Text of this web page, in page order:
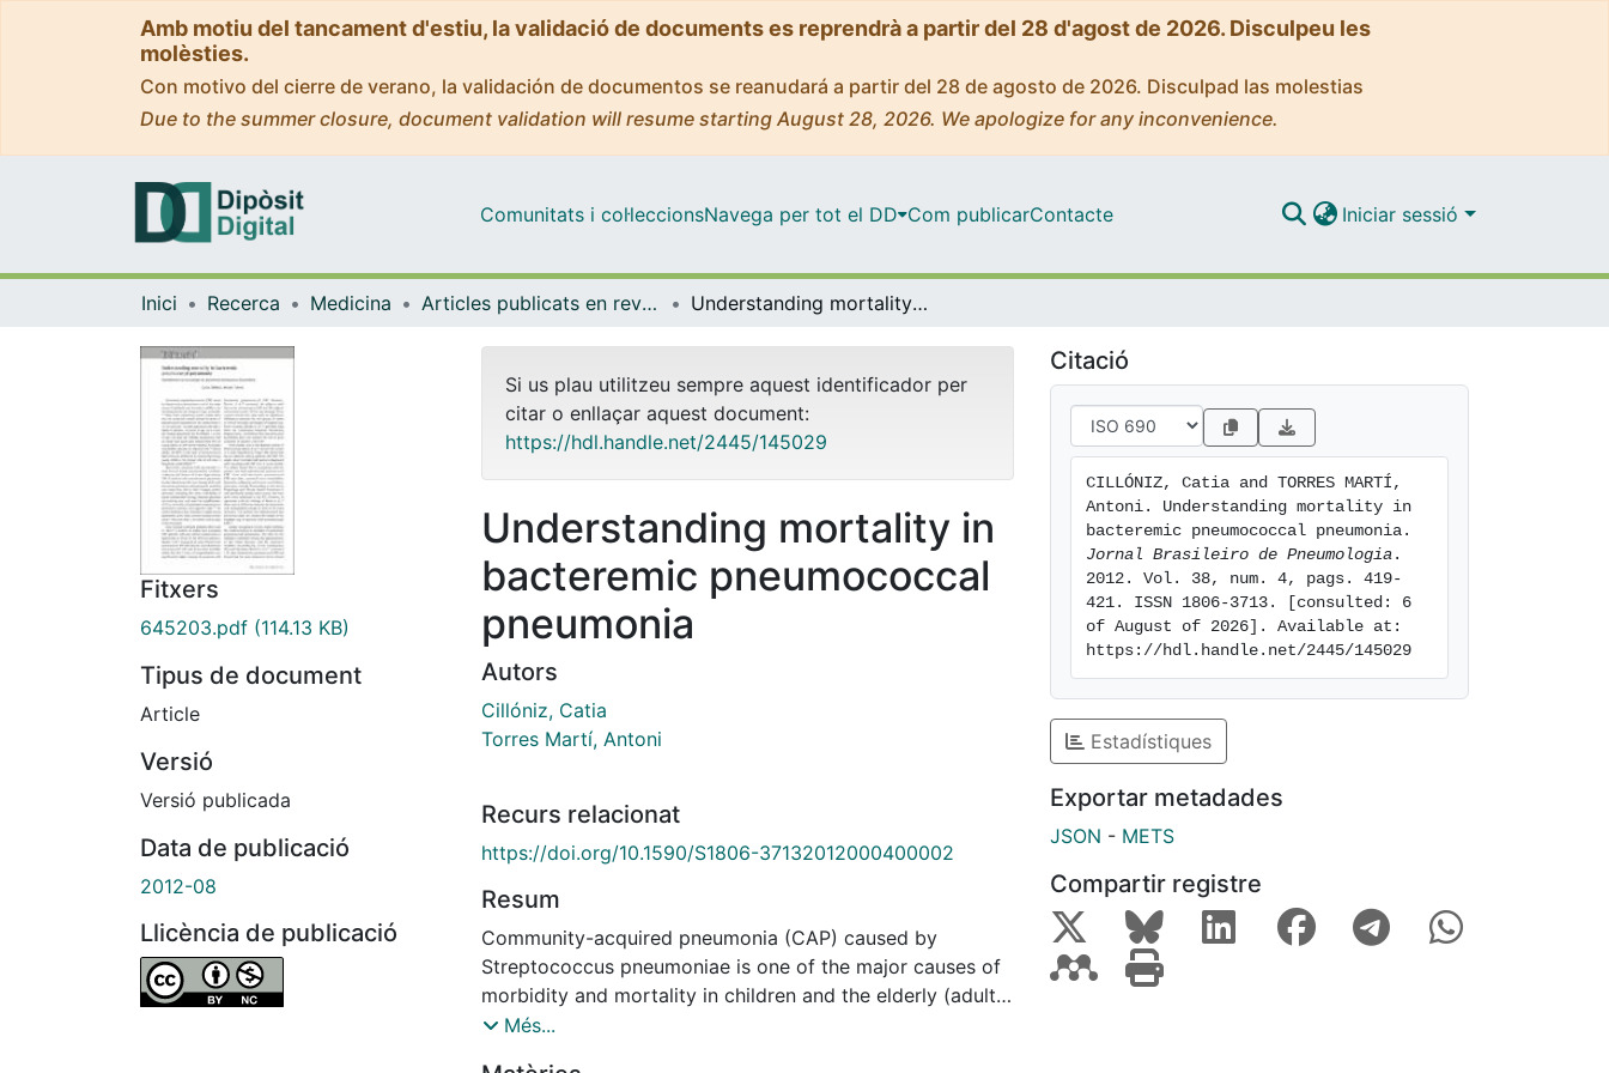
Amb motiu del tancament d'estiu, la validació de documents es reprendrà a partir del 28 d'agost de 2026. Disculpeu les
molèsties.
Con motivo del cierre de verano, la validación de documentos se reanudará a partir del 28 de agosto de 2026. Disculpad las molestias
Due to the summer closure, document validation will resume starting August 28, 2026. We apologize for any inconvenience.
Comunitats i col·leccionsNavega per tot el DD Com publicarContacte Iniciar sessió
Inici Recerca Medicina Articles publicats en revistes (Medicina) Understanding mortality in bacteremic pneumococcal pneumonia
Fitxers
645203.pdf (114.13 KB)
Tipus de document
Article
Versió
Versió publicada
Data de publicació
2012-08
Llicència de publicació
Si us plau utilitzeu sempre aquest identificador per
citar o enllaçar aquest document:
https://hdl.handle.net/2445/145029
Understanding mortality in
bacteremic pneumococcal
pneumonia
Autors
Cillóniz, Catia
Torres Martí, Antoni
Recurs relacionat
https://doi.org/10.1590/S1806-37132012000400002
Resum
Community-acquired pneumonia (CAP) caused by
Streptococcus pneumoniae is one of the major causes of
morbidity and mortality in children and the elderly (adults
over 60 years of age) worldwide.(1,2) Data from
Més...
Citació
CILLÓNIZ, Catia and TORRES MARTÍ,
Antoni. Understanding mortality in
Jornal Brasileiro de Pneumologia .
2012. Vol. 38, num. 4, pags. 419-
421. ISSN 1806-3713. [consulted: 6
of August of 2026]. Available at:
https://hdl.handle.net/2445/145029
Estadístiques
Exportar metadades
JSON - METS
Compartir registre